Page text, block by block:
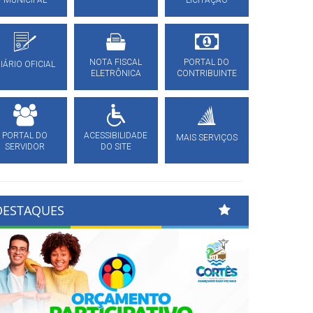
OFICIAL
NOTA FISCAL
ELETRÔNICA
PORTAL DO
CONTRIBUINTE
PORTAL DO
SERVIDOR
ACESSIBILIDADE
DO SITE
MAIS SERVIÇOS